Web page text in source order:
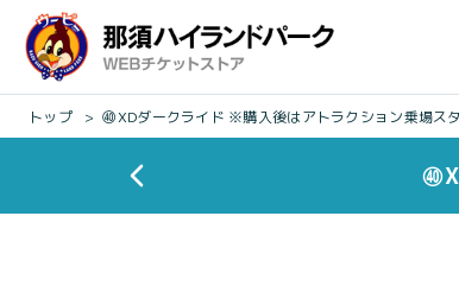
トップ ㊵XDダークライド ※購入後はアトラクション乗場ス
㊵